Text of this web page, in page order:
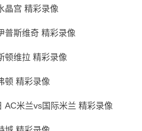
晶宫 精彩录像
普斯维奇 精彩录像
顿维拉 精彩录像
顿 精彩录像
AC米兰vs国际米兰 精彩录像